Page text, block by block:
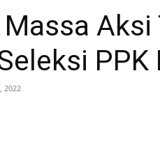
Aksi
PPK
2022